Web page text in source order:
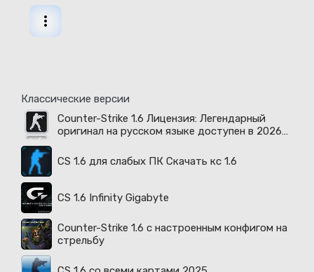
Классические версии
Counter-Strike 1.6 Лицензия: Легендарный
оригинал на русском языке доступен в 2026
CS 1.6 для слабых ПК Скачать кс 1.6
CS 1.6 Infinity Gigabyte
Counter-Strike 1.6 с настроенным конфигом на
стрельбу